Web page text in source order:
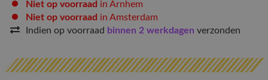
Niet op voorraad in Arnhem
Niet op voorraad in Amsterdam
Indien op voorraad binnen 2 werkdagen verzonden